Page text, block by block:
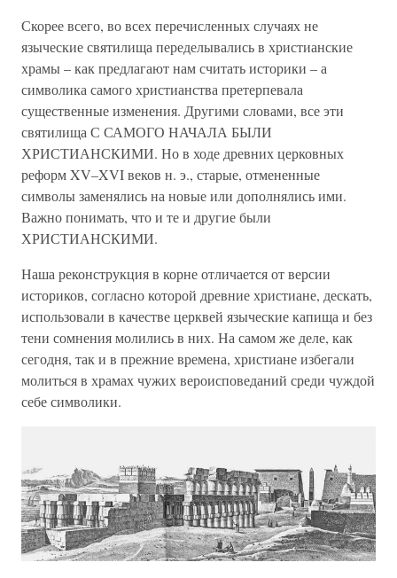
Скорее всего, во всех перечисленных случаях не
языческие святилища переделывались в христианские
храмы – как предлагают нам считать историки – а
символика самого христианства претерпевала
существенные изменения. Другими словами, все эти
святилища С САМОГО НАЧАЛА БЫЛИ
ХРИСТИАНСКИМИ. Но в ходе древних церковных
реформ XV–XVI веков н. э., старые, отмененные
символы заменялись на новые или дополнялись ими.
Важно понимать, что и те и другие были
ХРИСТИАНСКИМИ.
Наша реконструкция в корне отличается от версии
историков, согласно которой древние христиане, дескать,
использовали в качестве церквей языческие капища и без
тени сомнения молились в них. На самом же деле, как
сегодня, так и в прежние времена, христиане избегали
молиться в храмах чужих вероисповеданий среди чуждой
себе символики.